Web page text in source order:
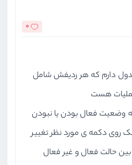
0
دارم که هر ردیفش شامل
هست
وضعیت فعال بودن یا نبودن
روی دکمه ی مورد نظر تغییر
حالت فعال و غیر فعال